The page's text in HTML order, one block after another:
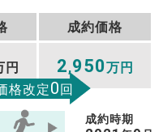
成約価格
円 2,950万円
格改定0回
成約時期